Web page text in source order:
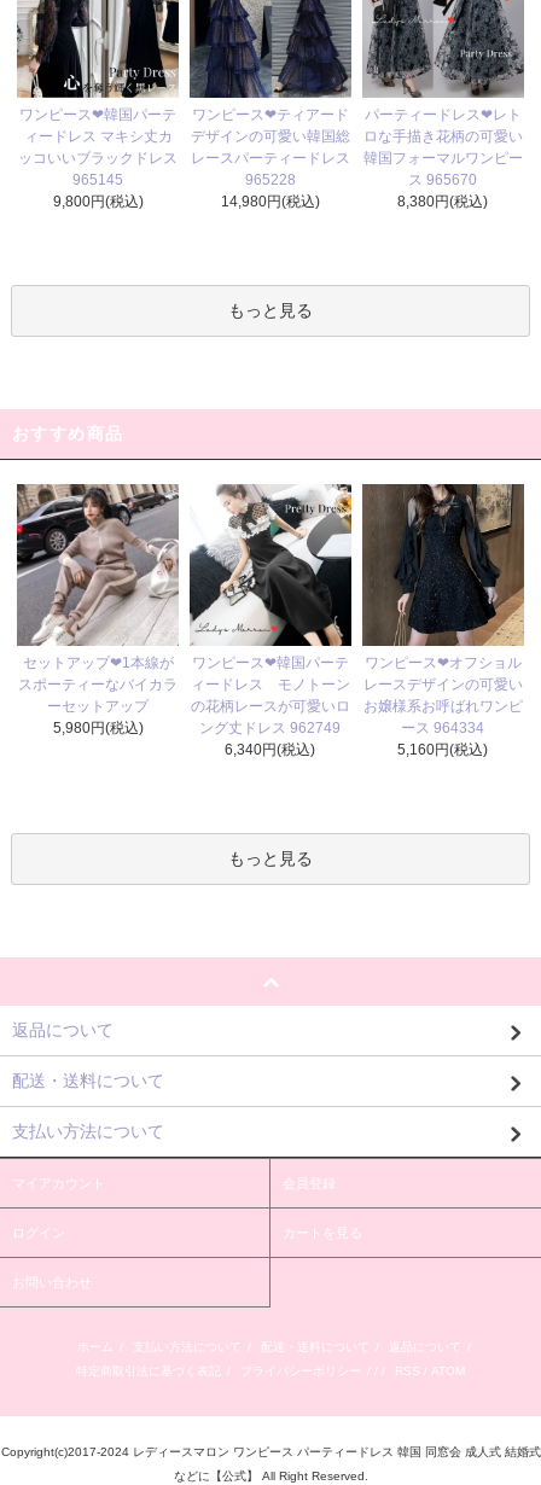
ワンピース❤韓国パーテ
ィードレス マキシ丈カ
ッコいいブラックドレス
965145
9,800円(税込)
ワンピース❤ティアード
デザインの可愛い韓国総
レースパーティードレス
965228
14,980円(税込)
パーティードレス❤レト
ロな手描き花柄の可愛い
韓国フォーマルワンピー
ス 965670
8,380円(税込)
もっと見る
おすすめ商品
セットアップ❤1本線が
スポーティーなバイカラ
ーセットアップ
5,980円(税込)
ワンピース❤韓国パーテ
ィードレス モノトーン
の花柄レースが可愛いロ
ング丈ドレス 962749
6,340円(税込)
ワンピース❤オフショル
レースデザインの可愛い
お嬢様系お呼ばれワンピ
ース 964334
5,160円(税込)
もっと見る
返品について
配送・送料について
支払い方法について
マイアカウント 会員登録
ログイン カートを見る
お問い合わせ
ホーム / 支払い方法について / 配送・送料について / 返品について
/
特定商取引法に基づく表記 / プライバシーポリシー / / / RSS / ATOM
Copyright(c)2017-2024 レディースマロン ワンピース パーティードレス 韓国 同窓会 成人式 結婚式
などに【公式】 All Right Reserved.